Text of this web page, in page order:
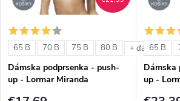
i
e
p
i
s
p
65 B 70 B 75 B 80 B + ďalšie
Dámska podprsenka - push-
up - Lormar Miranda
65 B
Dámska
up -